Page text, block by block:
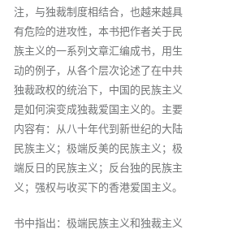
注，与独裁制度相结合，也越来越具
有危险的进攻性，本书把作者关于民
族主义的一系列文章汇编成书，用生
动的例子，从各个层次论述了在中共
独裁政权的统治下，中国的民族主义
是如何演变成独裁爱国主义的。主要
内容有：从八十年代到新世纪的大陆
民族主义；极端反美的民族主义；极
端反日的民族主义；反台独的民族主
义；强权与收买下的香港爱国主义。
书中指出：极端民族主义和独裁主义